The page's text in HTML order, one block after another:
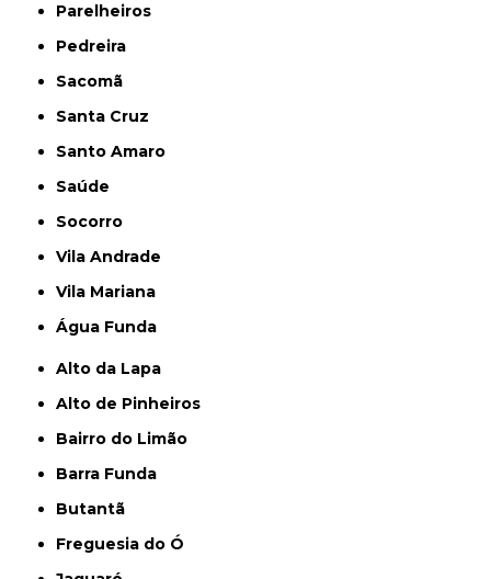
Parelheiros
Pedreira
Sacomã
Santa Cruz
Santo Amaro
Saúde
Socorro
Vila Andrade
Vila Mariana
Água Funda
Alto da Lapa
Alto de Pinheiros
Bairro do Limão
Barra Funda
Butantã
Freguesia do Ó